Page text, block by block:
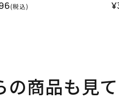
(税込)
商品も見